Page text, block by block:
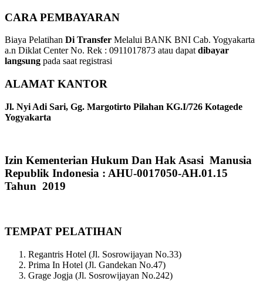
CARA PEMBAYARAN
Biaya Pelatihan Di Transfer Melalui BANK BNI Cab. Yogyakarta
a.n Diklat Center No. Rek : 0911017873 atau dapatdibayar
langsung pada saat registrasi
ALAMAT KANTOR
Jl. Nyi Adi Sari, Gg. Margotirto Pilahan KG.I/726 Kotagede
Yogyakarta
Izin Kementerian Hukum Dan Hak Asasi Manusia
Republik Indonesia : AHU-0017050-AH.01.15
Tahun 2019
TEMPAT PELATIHAN
Regantris Hotel (Jl. Sosrowijayan No.33)
Prima In Hotel (Jl. Gandekan No.47)
Grage Jogja (Jl. Sosrowijayan No.242)